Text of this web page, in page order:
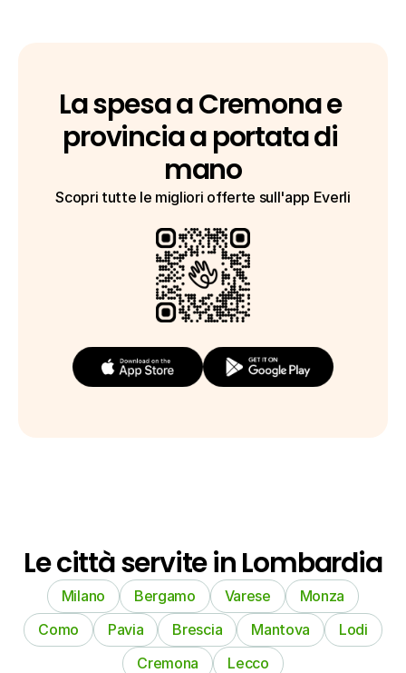
La spesa a Cremona e
provincia a portata di
mano
Scopri tutte le migliori offerte sull'app Everli
Le città servite in Lombardia
Milano Bergamo Varese
Monza
Como
Pavia Brescia Mantova
Lodi
Cremona
Lecco